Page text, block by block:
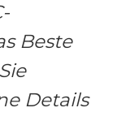
Beste
Details